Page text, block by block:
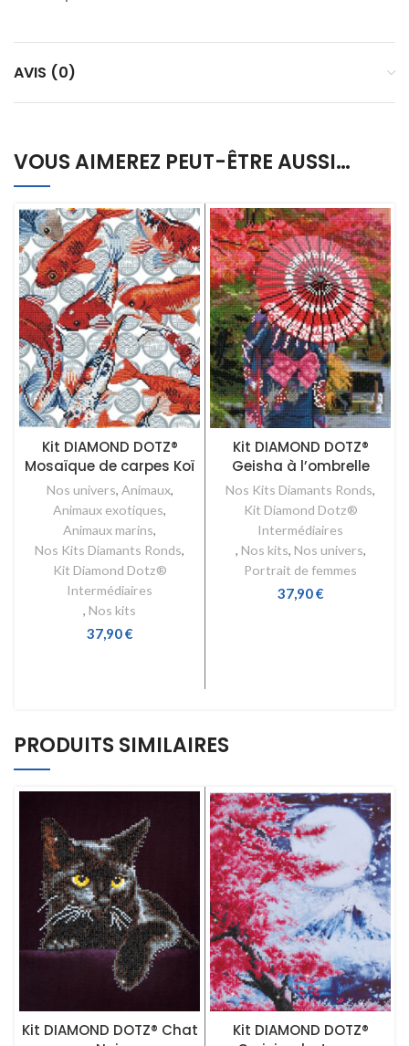
AVIS (0)
VOUS AIMEREZ PEUT-ÊTRE AUSSI…
Kit DIAMOND DOTZ®
Mosaïque de carpes Koï
Nos univers, Animaux,
Animaux exotiques,
Animaux marins,
Nos Kits Diamants Ronds,
Kit Diamond Dotz®
Intermédiaires
, Nos kits
37,90€
Kit DIAMOND DOTZ®
Geisha à l’ombrelle
Nos Kits Diamants Ronds,
Kit Diamond Dotz®
Intermédiaires
, Nos kits, Nos univers,
Portrait de femmes
37,90€
PRODUITS SIMILAIRES
Kit DIAMOND DOTZ® Chat
Kit DIAMOND DOTZ®